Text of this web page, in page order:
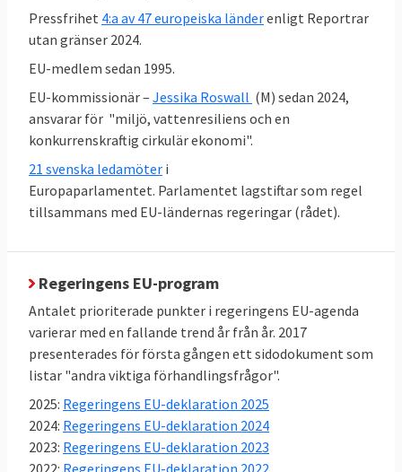
Den höga graden av enighet står i kontrast
till mediabilden som ibland rapporterar om
stora konflikter och oenighet i EU-politiken.
Därmed inte sagt att det inte bråkas i
svensk EU-politik,se här.
lagar
Mellan 2014 och 2023 antog EU-ländernas
regeringar i ministerrådet 734 lagar. EU-
Pressfrihet 4:a av 47 europeiska länderenligt Reportrar
utan gränser 2024.
EU-medlem sedan 1995.
EU-kommissionär – Jessika Roswall (M) sedan 2024,
ansvarar för "miljö, vattenresiliens och en
konkurrenskraftig cirkulär ekonomi".
21 svenska ledamöter i
Europaparlamentet. Parlamentet lagstiftar som regel
tillsammans med EU-ländernas regeringar (rådet).
Regeringens EU-program
Antalet prioriterade punkter i regeringens EU-agenda
varierar med en fallande trend år från år. 2017
presenterades för första gången ett sidodokument som
listar "andra viktiga förhandlingsfrågor".
2025: Regeringens EU-deklaration 2025
2024: Regeringens EU-deklaration 2024
2023: Regeringens EU-deklaration 2023